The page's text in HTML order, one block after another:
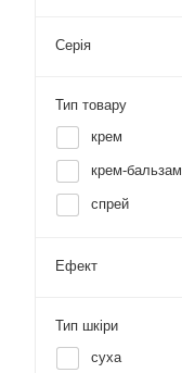
Серія
Тип товару
крем
крем-бальзам
спрей
Ефект
Тип шкіри
суха